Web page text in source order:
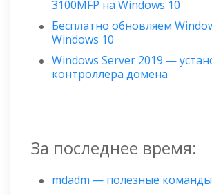
3100MFP на Windows 10
Бесплатно обновляем
Windows 10
Windows Server 2019 —
контроллера домена
За последнее время:
mdadm — полезные команды